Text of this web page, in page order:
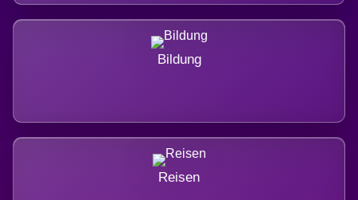
Bildung
Reisen